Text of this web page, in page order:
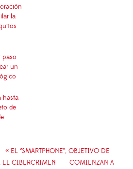
la
paso
un
hasta
de
« EL ‘’SMARTPHONE’’, OBJETIVO DE
EL CIBERCRIMEN
COMIENZAN A